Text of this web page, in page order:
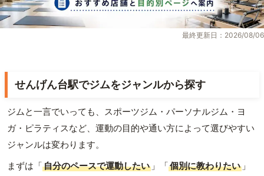
最終更新日：2026/08/06
せんげん台駅でジムをジャンルから探す
ジムと一言でいっても、スポーツジム・パーソナルジム・ヨ
ガ・ピラティスなど、運動の目的や通い方によって選びやすい
ジャンルは変わります。
まずは「自分のペースで運動したい 」「個別に教わりたい 」